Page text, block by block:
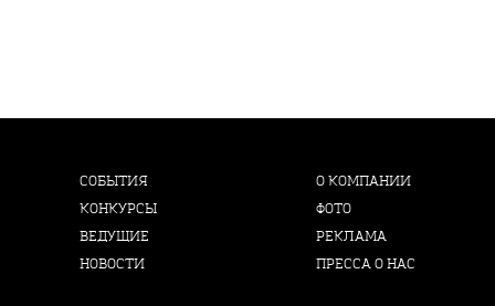
СОБЫТИЯ
КОНКУРСЫ
ВЕДУЩИЕ
НОВОСТИ
О КОМПАНИИ
ФОТО
РЕКЛАМА
ПРЕССА О НАС